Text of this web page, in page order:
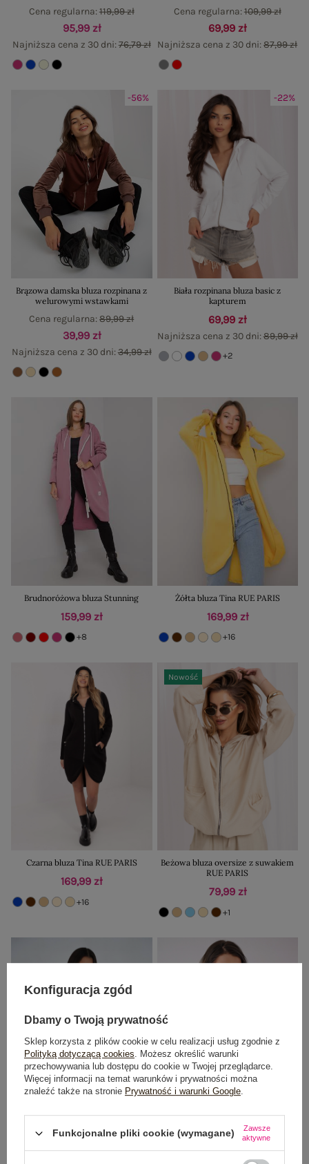
95,99 zł
Najniższa cena z 30 dni:76,79 zł
Cena regularna:119,99 zł
69,99 zł
Najniższa cena z 30 dni:87,99 zł
Cena regularna:109,99 zł
-56%
Brązowa damska bluza rozpinana z
welurowymi wstawkami
39,99 zł
Najniższa cena z 30 dni:34,99 zł
Cena regularna:89,99 zł
-22%
Biała rozpinana bluza basic z
kapturem
69,99 zł
Najniższa cena z 30 dni:89,99 zł
+2
Brudnoróżowa bluza Stunning
159,99 zł
+8
Żółta bluza Tina RUE PARIS
169,99 zł
+16
Czarna bluza Tina RUE PARIS
169,99 zł
+16
Nowość
Beżowa bluza oversize z suwakiem
RUE PARIS
79,99 zł
+1
Brzoskwiniowa damska bluza miś ze
stójką
Czarna damska bluza baranek z
suwakiem
Konfiguracja zgód
Dbamy o Twoją prywatność
Sklep korzysta z plików cookie w celu realizacji usług zgodnie z
Polityką dotyczącą cookies. Możesz określić warunki
przechowywania lub dostępu do cookie w Twojej przeglądarce.
Więcej informacji na temat warunków i prywatności można
znaleźć także na stronie Prywatność i warunki Google.
Funkcjonalne pliki cookie (wymagane)
Zawsze
aktywne